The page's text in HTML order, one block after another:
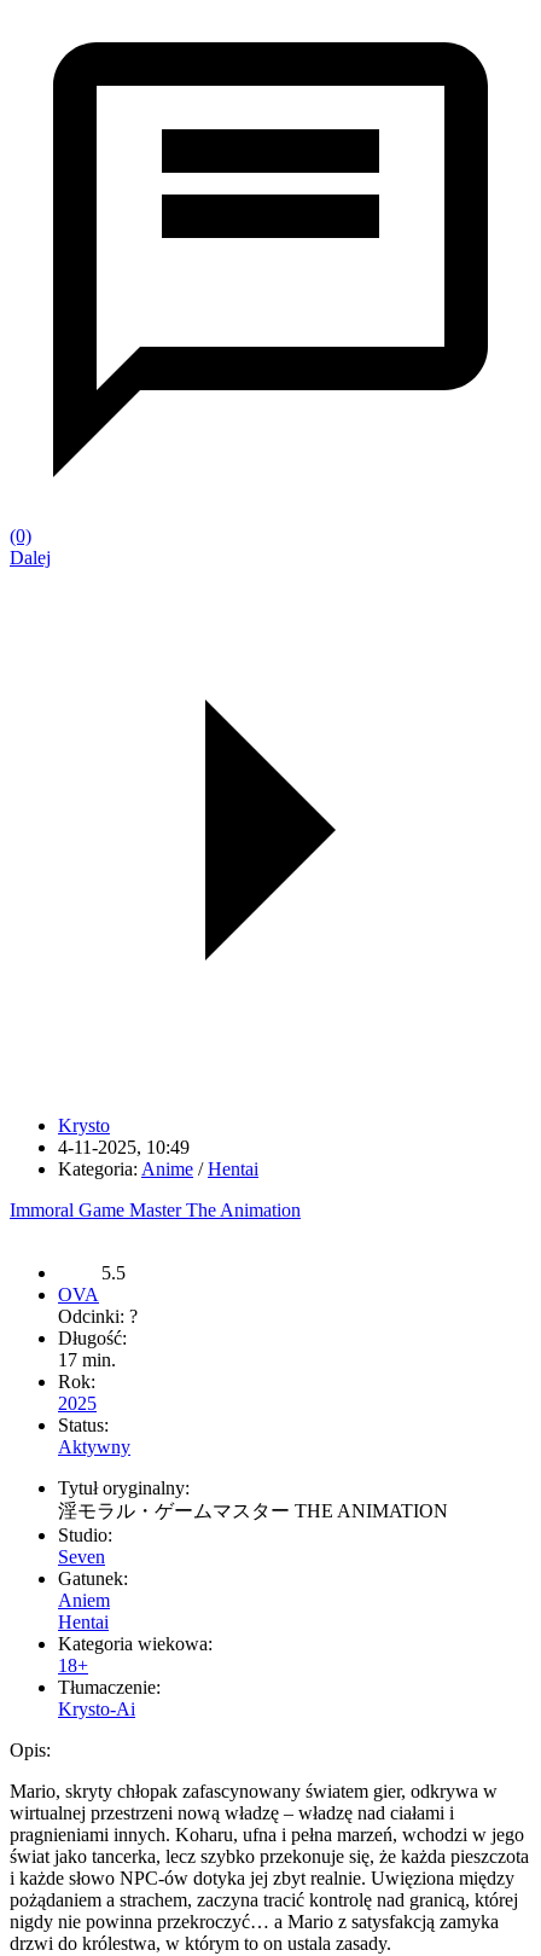
(0)
Dalej
Krysto
4-11-2025, 10:49
Kategoria: Anime /Hentai
Immoral Game Master The Animation
5.5
OVA
Odcinki: ?
Długość:
17 min.
Rok:
2025
Status:
Aktywny
Tytuł oryginalny:
淫モラル・ゲームマスター THE ANIMATION
Studio:
Seven
Gatunek:
Aniem
Hentai
Kategoria wiekowa:
18+
Tłumaczenie:
Krysto-Ai
Opis:
Mario, skryty chłopak zafascynowany światem gier, odkrywa w
wirtualnej przestrzeni nową władzę – władzę nad ciałami i
pragnieniami innych. Koharu, ufna i pełna marzeń, wchodzi w jego
świat jako tancerka, lecz szybko przekonuje się, że każda pieszczota
i każde słowo NPC-ów dotyka jej zbyt realnie. Uwięziona między
pożądaniem a strachem, zaczyna tracić kontrolę nad granicą, której
nigdy nie powinna przekroczyć… a Mario z satysfakcją zamyka
drzwi do królestwa, w którym to on ustala zasady.